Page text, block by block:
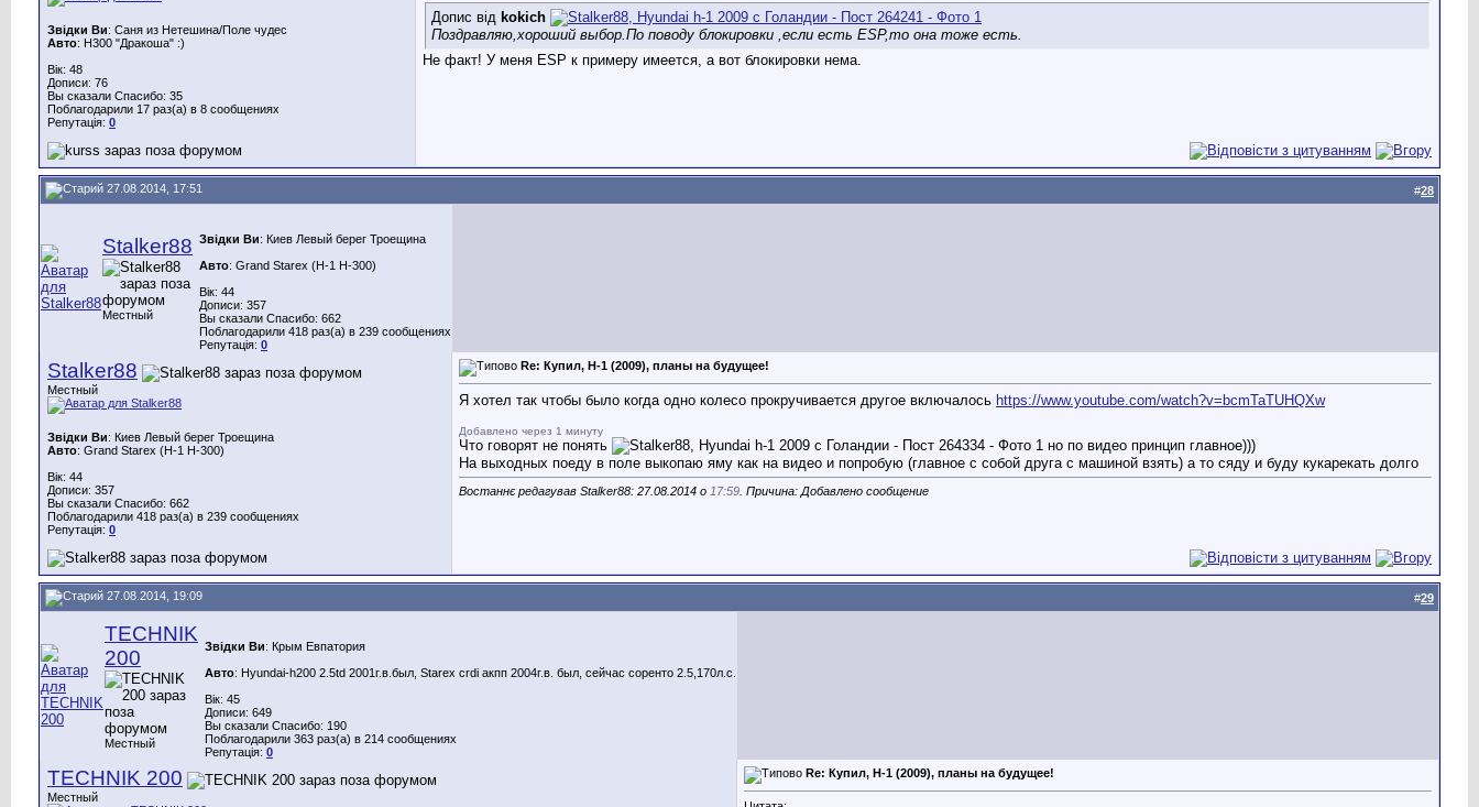
Звідки Ви: Саня из Нетешина/Поле чудес
Авто: H300 "Дракоша" :)
Вік: 48
Дописи: 76
Вы сказали Спасибо: 35
Поблагодарили 17 раз(а) в 8 сообщениях
Репутація: 0
Допис від kokich
Поздравляю,хороший выбор.По поводу блокировки ,если есть ESP,то она тоже есть.
Не факт! У меня ESP к примеру имеется, а вот блокировки нема.
27.08.2014, 17:51 #28
Stalker88
Местный
Звідки Ви: Киев Левый берег Троещина
Авто: Grand Starex (H-1 H-300)
Вік: 44
Дописи: 357
Вы сказали Спасибо: 662
Поблагодарили 418 раз(а) в 239 сообщениях
Репутація: 0
Stalker88
Местный
Звідки Ви: Киев Левый берег Троещина
Авто: Grand Starex (H-1 H-300)
Вік: 44
Дописи: 357
Вы сказали Спасибо: 662
Поблагодарили 418 раз(а) в 239 сообщениях
Репутація: 0
Re: Купил, H-1 (2009), планы на будущее!
Я хотел так чтобы было когда одно колесо прокручивается другое включалось https://www.youtube.com/watch?v=bcmTaTUHQXw
Добавлено через 1 минуту
Что говорят не понять
но по видео принцип главное)))
На выходных поеду в поле выкопаю яму как на видео и попробую (главное с собой друга с машиной взять) а то сяду и буду кукарекать долго
Востаннє редагував Stalker88: 27.08.2014 о 17:59 . Причина: Добавлено сообщение
27.08.2014, 19:09 #29
TECHNIK
200
Местный
Звідки Ви: Крым Евпатория
Авто: Hyundai-h200 2.5td 2001г.в.был, Stareх crdi акпп 2004г.в. был, сейчас соренто 2.5,170л.с.
Вік: 45
Дописи: 649
Вы сказали Спасибо: 190
Поблагодарили 363 раз(а) в 214 сообщениях
Репутація: 0
TECHNIK 200
Местный
Re: Купил, H-1 (2009), планы на будущее!